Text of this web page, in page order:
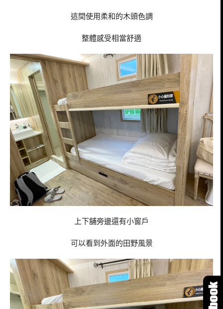
這間使用柔和的木頭色調
整體感受相當舒適
上下舖旁邊還有小窗戶
可以看到外面的田野風景